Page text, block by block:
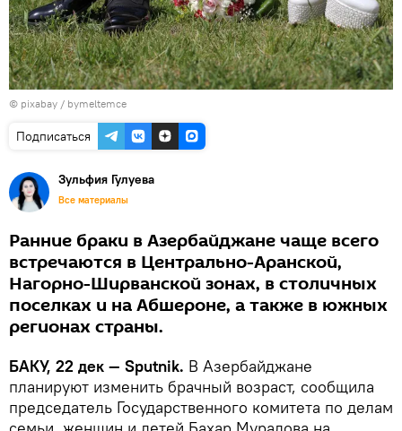
© pixabay / bymeltemce
Подписаться
Зульфия Гулуева
Все материалы
Ранние браки в Азербайджане чаще всего
встречаются в Центрально-Аранской,
Нагорно-Ширванской зонах, в столичных
поселках и на Абшероне, а также в южных
регионах страны.
БАКУ, 22 дек — Sputnik. В Азербайджане
планируют изменить брачный возраст, сообщила
председатель Государственного комитета по делам